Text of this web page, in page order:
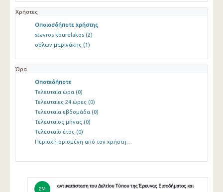
Χρήστες
Οποιοσδήποτε χρήστης
stavros kourelakos (2)
σόλων μαρινάκης (1)
Ώρα
Οποτεδήποτε
Τελευταία ώρα (0)
Τελευταίες 24 ώρες (0)
Τελευταία εβδομάδα (0)
Τελευταίος μήνας (0)
Τελευταίο έτος (0)
Περιοχή ορισμένη από τον χρήστη…
ΣΜ
αντικατάσταση του Δελτίου Τύπου της Έρευνας Εισοδήματος και